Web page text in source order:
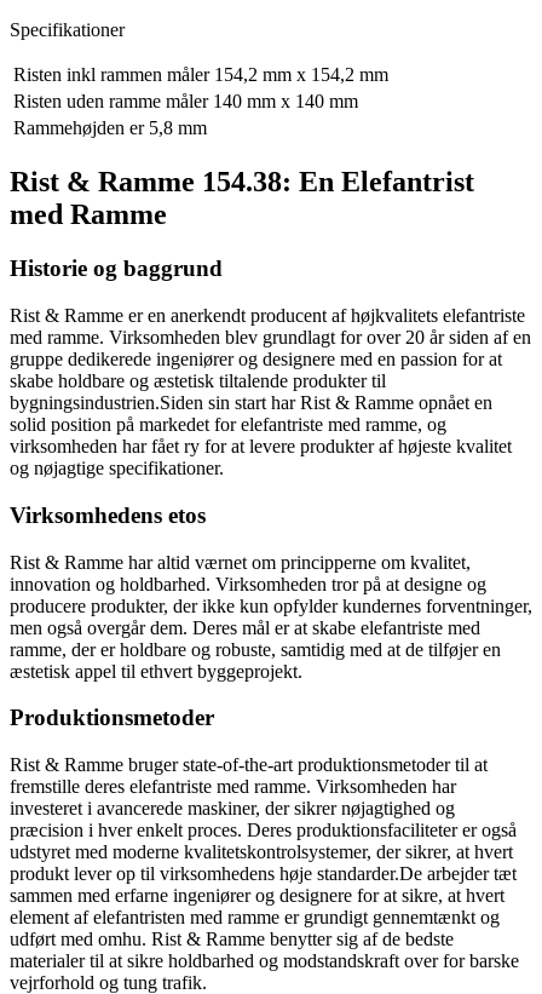
Specifikationer
Risten inkl rammen måler 154,2 mm x 154,2 mm
Risten uden ramme måler 140 mm x 140 mm
Rammehøjden er 5,8 mm
Rist & Ramme 154.38: En Elefantrist
med Ramme
Historie og baggrund
Rist & Ramme er en anerkendt producent af højkvalitets elefantriste
med ramme. Virksomheden blev grundlagt for over 20 år siden af en
gruppe dedikerede ingeniører og designere med en passion for at
skabe holdbare og æstetisk tiltalende produkter til
bygningsindustrien.Siden sin start har Rist & Ramme opnået en
solid position på markedet for elefantriste med ramme, og
virksomheden har fået ry for at levere produkter af højeste kvalitet
og nøjagtige specifikationer.
Virksomhedens etos
Rist & Ramme har altid værnet om principperne om kvalitet,
innovation og holdbarhed. Virksomheden tror på at designe og
producere produkter, der ikke kun opfylder kundernes forventninger,
men også overgår dem. Deres mål er at skabe elefantriste med
ramme, der er holdbare og robuste, samtidig med at de tilføjer en
æstetisk appel til ethvert byggeprojekt.
Produktionsmetoder
Rist & Ramme bruger state-of-the-art produktionsmetoder til at
fremstille deres elefantriste med ramme. Virksomheden har
investeret i avancerede maskiner, der sikrer nøjagtighed og
præcision i hver enkelt proces. Deres produktionsfaciliteter er også
udstyret med moderne kvalitetskontrolsystemer, der sikrer, at hvert
produkt lever op til virksomhedens høje standarder.De arbejder tæt
sammen med erfarne ingeniører og designere for at sikre, at hvert
element af elefantristen med ramme er grundigt gennemtænkt og
udført med omhu. Rist & Ramme benytter sig af de bedste
materialer til at sikre holdbarhed og modstandskraft over for barske
vejrforhold og tung trafik.